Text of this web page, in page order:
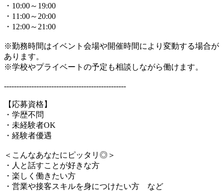
・10:00～19:00
・11:00～20:00
・12:00～21:00
※勤務時間はイベント会場や開催時間により変動する場合が
あります。
※学校やプライベートの予定も相談しながら働けます。
-------------------------------------------------
【応募資格】
・学歴不問
・未経験者OK
・経験者優遇
＜こんなあなたにピッタリ◎＞
・人と話すことが好きな方
・楽しく働きたい方
・営業や接客スキルを身につけたい方 など